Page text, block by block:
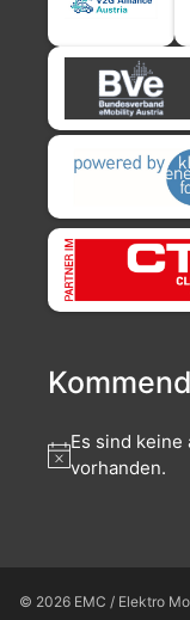
Es sind
vorhanden.
© 2026 EMC / Elektro